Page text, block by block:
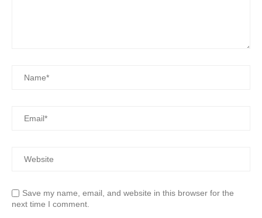
Save my name, email, and website in this browser for the
next time I comment.